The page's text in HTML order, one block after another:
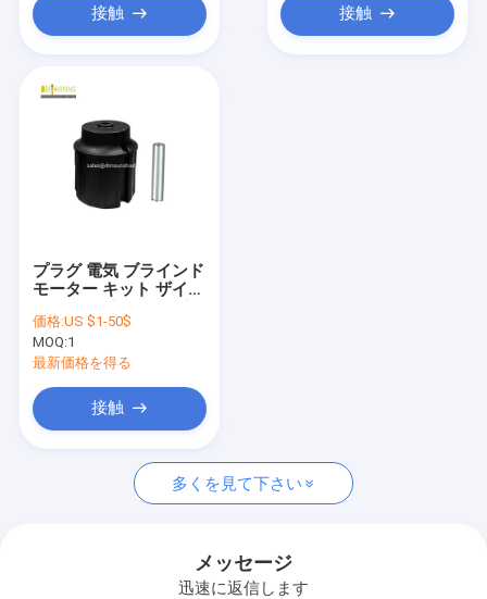
パーゴラ オーイング キット
完全なカセット日除け
ローラーブラインドキット
接触 接触
プラグ 電気 ブラインド
モーター キット ザイパ
ューブ プラグ ナイロン
オーイング ハードウェ
ア キット
価格:US $1-50$
MOQ:1
最新価格を得る
接触
多くを見て下さい
メッセージ
迅速に返信します